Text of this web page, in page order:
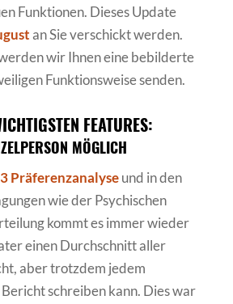
Funktionen. Dieses Update
an Sie verschickt werden.
wir Ihnen eine bebilderte
Funktionsweise senden.
FEATURES:
MÖGLICH
Präferenzanalyseund in den
wie der Psychischen
kommt es immer wieder
einen Durchschnitt aller
aber trotzdem jedem
schreiben kann. Dies war